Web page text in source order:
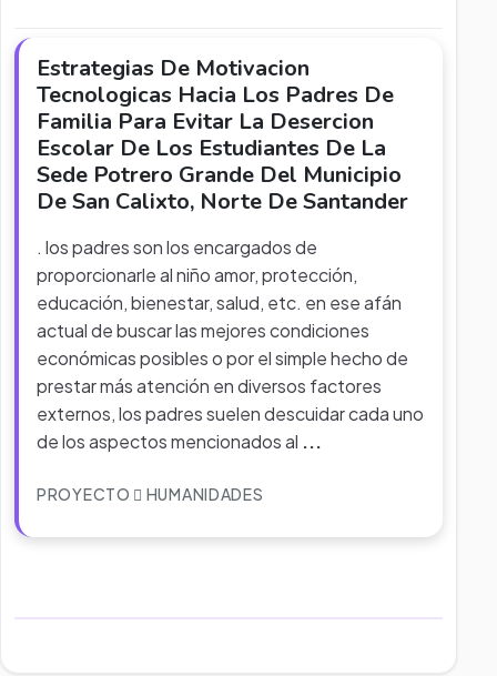
Estrategias De Motivacion
Tecnologicas Hacia Los Padres De
Familia Para Evitar La Desercion
Escolar De Los Estudiantes De La
Sede Potrero Grande Del Municipio
De San Calixto, Norte De Santander
. los padres son los encargados de
proporcionarle al niño amor, protección,
educación, bienestar, salud, etc. en ese afán
actual de buscar las mejores condiciones
económicas posibles o por el simple hecho de
prestar más atención en diversos factores
externos, los padres suelen descuidar cada uno
de los aspectos mencionados al ...
PROYECTO HUMANIDADES